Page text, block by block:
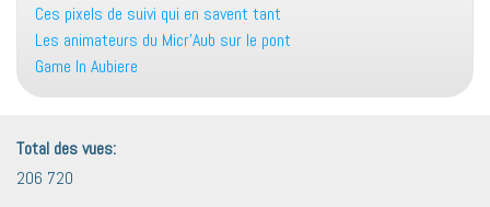
Ces pixels de suivi qui en savent tant
Les animateurs du Micr’Aub sur le pont
Game In Aubiere
Total des vues:
206 720